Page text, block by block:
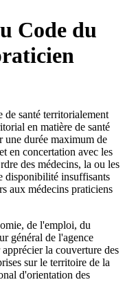
Code du
de santé territorialement
en matière de santé
une durée maximum de
en concertation avec les
des médecins, la ou les
disponibilité insuffisants
aux médecins praticiens
de l'emploi, du
général de l'agence
la couverture des
sur le territoire de la
d'orientation des